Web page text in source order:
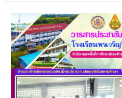
จดหมาย
ข่าว
โรงเรียน
พรเจริญ
วิทยา
เดือน
กันยายน